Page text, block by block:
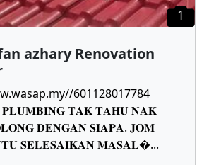
1
azhary Renovation
601128017784
𝐓𝐀𝐊 𝐓𝐀𝐇𝐔 𝐍𝐀𝐊
𝐃𝐄𝐍𝐆𝐀𝐍 𝐒𝐈𝐀𝐏𝐀. 𝐉𝐎𝐌
𝐒𝐄𝐋𝐄𝐒𝐀𝐈𝐊𝐀𝐍 𝐌𝐀𝐒𝐀𝐋...